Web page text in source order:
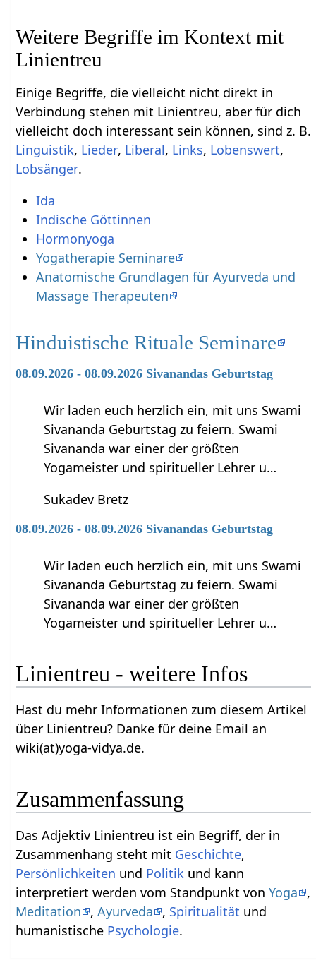
Weitere Begriffe im Kontext mit
Einige Begriffe, die vielleicht nicht direkt in
Verbindung stehen mit Linientreu‏‎, aber für dich
vielleicht doch interessant sein können, sind z. B.
, , , ,
,
.
Ida
Indische Göttinnen
Hormonyoga
Yogatherapie Seminare
Anatomische Grundlagen für Ayurveda und
Massage Therapeuten
Hinduistische Rituale Seminare
08.09.2026 - 08.09.2026 Sivanandas Geburtstag
Wir laden euch herzlich ein, mit uns Swami
Sivananda Geburtstag zu feiern. Swami
Sivananda war einer der größten
Yogameister und spiritueller Lehrer u…
Sukadev Bretz
08.09.2026 - 08.09.2026 Sivanandas Geburtstag
Wir laden euch herzlich ein, mit uns Swami
Sivananda Geburtstag zu feiern. Swami
Sivananda war einer der größten
Yogameister und spiritueller Lehrer u…
Linientreu‏‎ - weitere Infos
Hast du mehr Informationen zum diesem Artikel
über Linientreu‏‎? Danke für deine Email an
wiki(at)yoga-vidya.de.
Zusammenfassung
Das Adjektiv Linientreu‏‎ ist ein Begriff, der in
Zusammenhang steht mit Geschichte,
Persönlichkeiten und Politik und kann
interpretiert werden vom Standpunkt vonYoga
,
Meditation
,Ayurveda , Spiritualität und
humanistische Psychologie.